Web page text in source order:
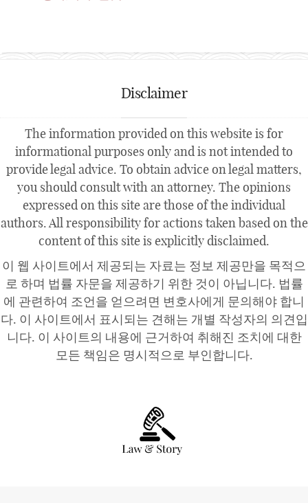
Disclaimer
The information provided on this website is for
informational purposes only and is not intended to
provide legal advice. To obtain advice on legal matters,
you should consult with an attorney. The opinions
expressed on this site are those of the individual
authors. All responsibility for actions taken based on the
content of this site is explicitly disclaimed.
이 웹 사이트에서 제공되는 자료는 정보 제공만을 목적으
로 하며 법률 자문을 제공하기 위한 것이 아닙니다. 법률
에 관련하여 조언을 얻으려면 변호사에게 문의해야 합니
다. 이 사이트에서 표시되는 견해는 개별 작성자의 의견입
니다. 이 사이트의 내용에 근거하여 취해진 조치에 대한
모든 책임은 명시적으로 부인합니다.